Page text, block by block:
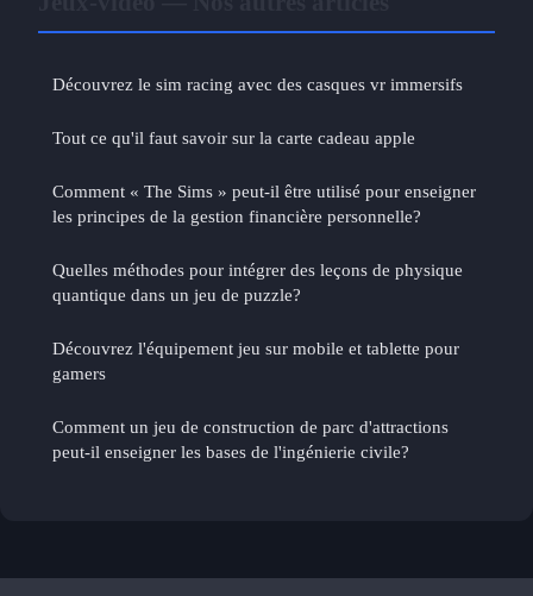
Découvrez le sim racing avec des casques vr immersifs
Tout ce qu'il faut savoir sur la carte cadeau apple
Comment « The Sims » peut-il être utilisé pour enseigner
les principes de la gestion financière personnelle?
Quelles méthodes pour intégrer des leçons de physique
quantique dans un jeu de puzzle?
Découvrez l'équipement jeu sur mobile et tablette pour
gamers
Comment un jeu de construction de parc d'attractions
peut-il enseigner les bases de l'ingénierie civile?